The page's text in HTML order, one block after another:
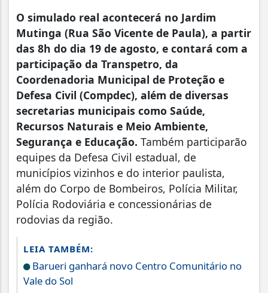
O simulado real acontecerá no Jardim
Mutinga (Rua São Vicente de Paula), a partir
das 8h do dia 19 de agosto, e contará com a
participação da Transpetro, da
Coordenadoria Municipal de Proteção e
Defesa Civil (Compdec), além de diversas
secretarias municipais como Saúde,
Recursos Naturais e Meio Ambiente,
Segurança e Educação. Também participarão
equipes da Defesa Civil estadual, de
municípios vizinhos e do interior paulista,
além do Corpo de Bombeiros, Polícia Militar,
Polícia Rodoviária e concessionárias de
rodovias da região.
LEIA TAMBÉM:
Barueri ganhará novo Centro Comunitário no
Vale do Sol